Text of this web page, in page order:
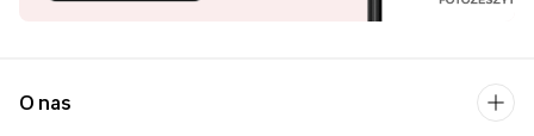
O nas